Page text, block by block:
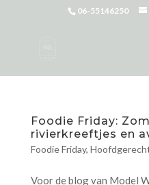
06-55146250
Foodie Friday:
rivierkreeftjes en
Foodie Friday,
Voor de blog van Model